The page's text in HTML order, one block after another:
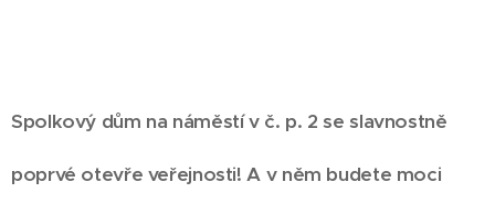
Spolkový dům na náměstí v č. p. 2 se slavnostně
poprvé otevře veřejnosti! A v něm budete moci